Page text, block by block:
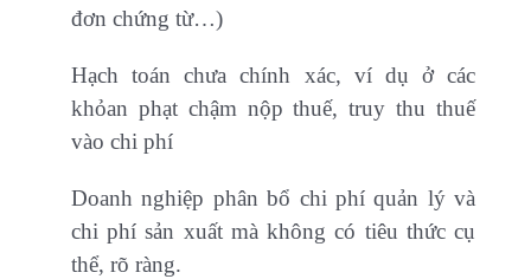
đơn chứng từ…)
Hạch toán chưa chính xác, ví dụ ở các
khỏan phạt chậm nộp thuế, truy thu thuế
vào chi phí
Doanh nghiệp phân bổ chi phí quản lý và
chi phí sản xuất mà không có tiêu thức cụ
thể, rõ ràng.